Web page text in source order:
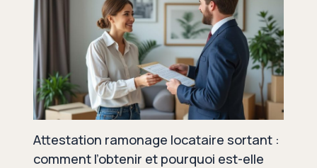
Attestation ramonage locataire sortant :
comment l’obtenir et pourquoi est-elle